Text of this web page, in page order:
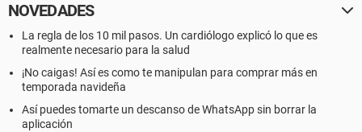
NOVEDADES
La regla de los 10 mil pasos. Un cardiólogo explicó lo que es
realmente necesario para la salud
¡No caigas! Así es como te manipulan para comprar más en
temporada navideña
Así puedes tomarte un descanso de WhatsApp sin borrar la
aplicación